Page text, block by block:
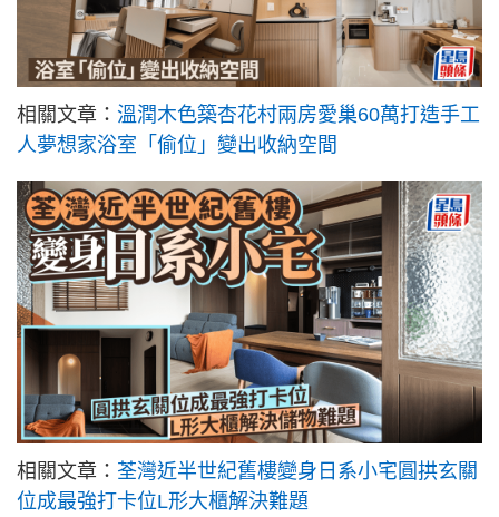
相關文章： 溫潤木色築杏花村兩房愛巢60萬打造手工
人夢想家浴室「偷位」變出收納空間
相關文章： 荃灣近半世紀舊樓變身日系小宅圓拱玄關
位成最強打卡位L形大櫃解決難題